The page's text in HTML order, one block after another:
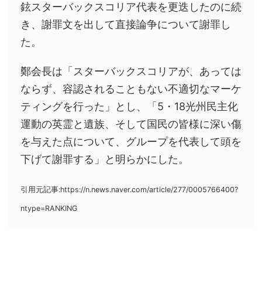
鉉スターバックスコリア代表を更迭したのに続
き、謝罪文を出して直接論争について謝罪し
た。
鄭会長は「スターバックスコリアが、あっては
ならず、容認されることもない不適切なマーケ
ティングを行った」とし、「5・18光州民主化
運動の英霊と遺族、そして国民の皆様に深い傷
を与えた点について、グループを代表して頭を
下げて謝罪する」と明らかにした。
引用元記事:https://n.news.naver.com/article/277/0005766400?
ntype=RANKING